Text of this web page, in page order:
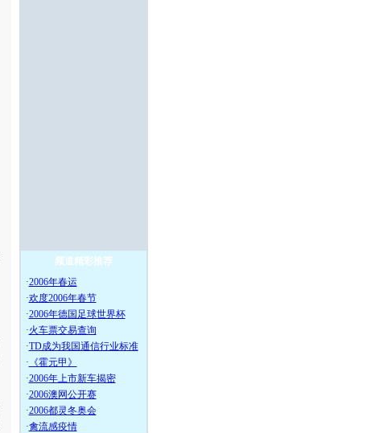
频道精彩推荐
·2006年春运
·欢度2006年春节
·2006年德国足球世界杯
·火车票交易查询
·TD成为我国通信行业标准
· 《霍元甲》
·2006年上市新车揭密
·2006澳网公开赛
·2006都灵冬奥会
·禽流感疫情